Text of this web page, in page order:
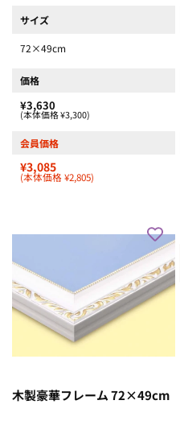
サイズ
72×49cm
価格
¥3,630
(本体価格 ¥3,300)
会員価格
¥3,085
(本体価格 ¥2,805)
木製豪華フレーム 72×49cm